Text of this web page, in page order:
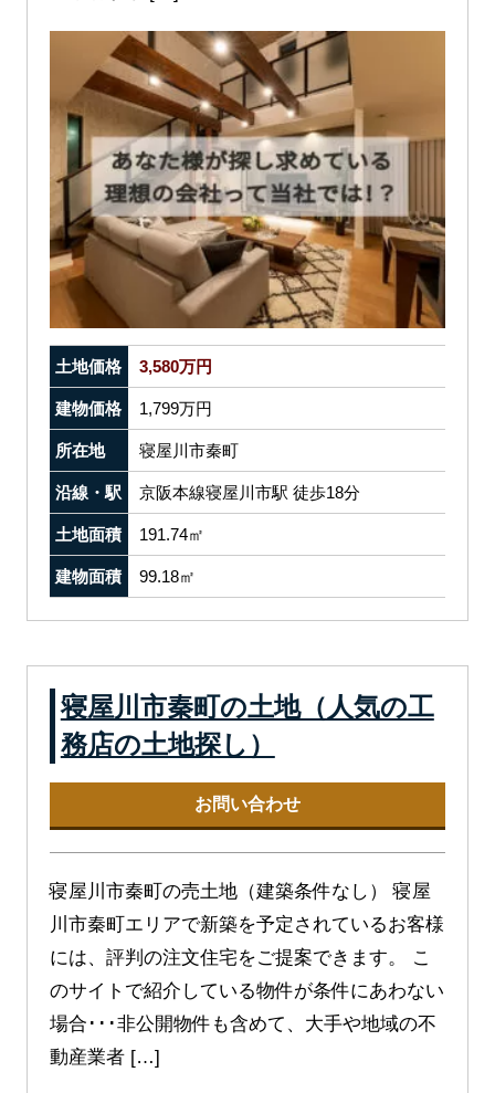
土地価格 3,580万円
建物価格 1,799万円
所在地 寝屋川市秦町
沿線・駅 京阪本線寝屋川市駅 徒歩18分
土地面積 191.74㎡
建物面積 99.18㎡
寝屋川市秦町の土地（人気の工
務店の土地探し）
お問い合わせ
寝屋川市秦町の売土地（建築条件なし） 寝屋
川市秦町エリアで新築を予定されているお客様
には、評判の注文住宅をご提案できます。 こ
のサイトで紹介している物件が条件にあわない
場合･･･非公開物件も含めて、大手や地域の不
動産業者 […]